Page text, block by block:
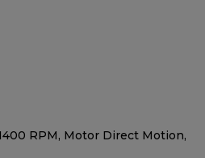
RPM, Motor Direct Motion,